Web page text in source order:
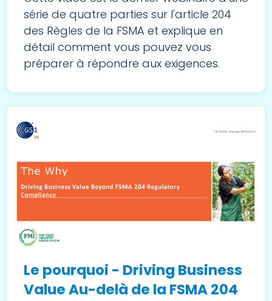
série de quatre parties sur l'article 204
des Règles de la FSMA et explique en
détail comment vous pouvez vous
préparer à répondre aux exigences.
Le pourquoi - Driving Business
Value Au-delà de la FSMA 204